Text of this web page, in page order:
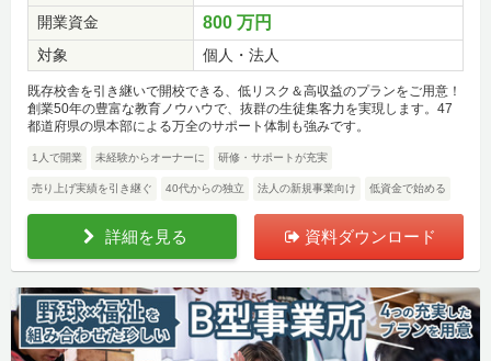
開業資金
800 万円
対象 個人・法人
既存校舎を引き継いで開校できる、低リスク＆高収益のプランをご用意！
創業50年の豊富な教育ノウハウで、抜群の生徒集客力を実現します。47
都道府県の県本部による万全のサポート体制も強みです。
1人で開業 未経験からオーナーに 研修・サポートが充実
売り上げ実績を引き継ぐ 40代からの独立 法人の新規事業向け 低資金で始める
詳細を見る 資料ダウンロード